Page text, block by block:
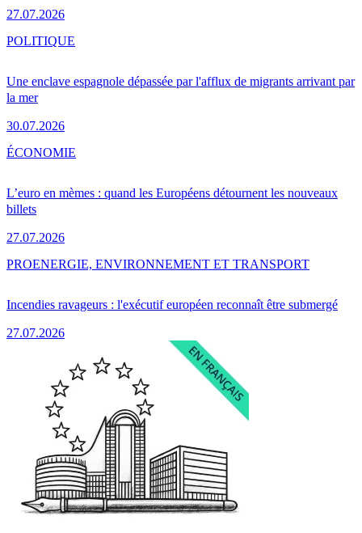
27.07.2026
Une enclave espagnole dépassée par l'afflux de migrants arrivant par
la mer
30.07.2026
POLITIQUE
L’euro en mèmes : quand les Européens détournent les nouveaux
billets
27.07.2026
ÉCONOMIE
Incendies ravageurs : l'exécutif européen reconnaît être submergé
27.07.2026
PROENERGIE, ENVIRONNEMENT ET TRANSPORT